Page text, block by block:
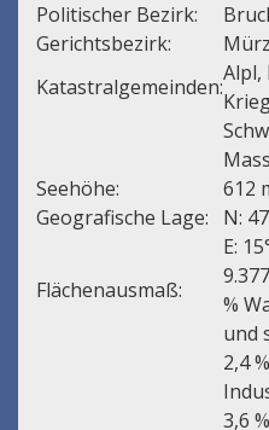
Politischer Bezirk:
Gerichtsbezirk:
Katastralgemeinden:
Alpl,
Seehöhe:
612
Geografische Lage:
N:
E:
Flächenausmaß:
%
und
2,4
3,6